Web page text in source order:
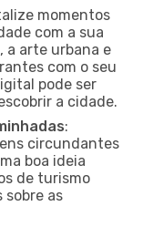
momentos
com a sua
a arte urbana e
com o seu
pode ser
a cidade.
:
circundantes
boa ideia
de turismo
sobre as